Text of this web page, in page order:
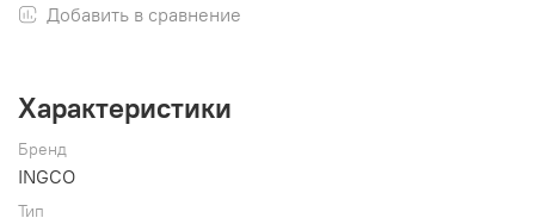
Добавить в сравнение
Характеристики
Бренд
INGCO
Тип